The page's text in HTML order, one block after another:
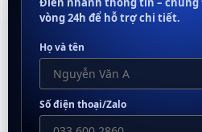
vòng 24h để hỗ trợ chi tiết.
Họ và tên
Số điện thoại/Zalo